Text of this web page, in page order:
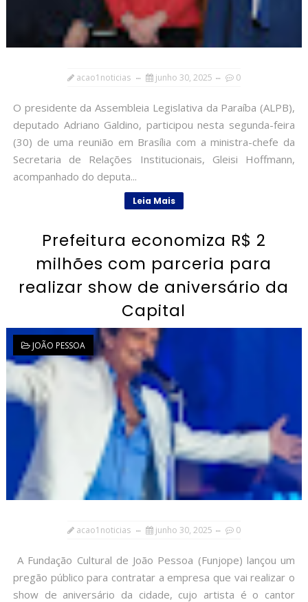
acao1noticias junho 30, 2025 0
O presidente da Assembleia Legislativa da Paraíba (ALPB),
deputado Adriano Galdino, participou nesta segunda-feira
(30) de uma reunião em Brasília com a ministra-chefe da
Secretaria de Relações Institucionais, Gleisi Hoffmann,
acompanhado do deputa...
Leia Mais
Prefeitura economiza R$ 2
milhões com parceria para
realizar show de aniversário da
Capital
JOÃO PESSOA
acao1noticias junho 30, 2025 0
A Fundação Cultural de João Pessoa (Funjope) lançou um
pregão público para contratar a empresa que vai realizar o
show de aniversário da cidade, cujo artista é o cantor